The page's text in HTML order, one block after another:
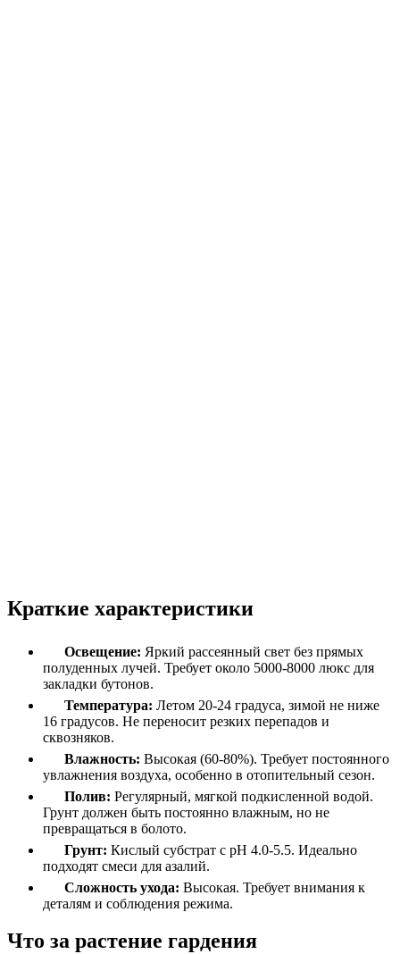
Краткие характеристики
Освещение: Яркий рассеянный свет без прямых
полуденных лучей. Требует около 5000-8000 люкс для
закладки бутонов.
Температура: Летом 20-24 градуса, зимой не ниже
16 градусов. Не переносит резких перепадов и
сквозняков.
Влажность: Высокая (60-80%). Требует постоянного
увлажнения воздуха, особенно в отопительный сезон.
Полив: Регулярный, мягкой подкисленной водой.
Грунт должен быть постоянно влажным, но не
превращаться в болото.
Грунт: Кислый субстрат с pH 4.0-5.5. Идеально
подходят смеси для азалий.
Сложность ухода: Высокая. Требует внимания к
деталям и соблюдения режима.
Что за растение гардения